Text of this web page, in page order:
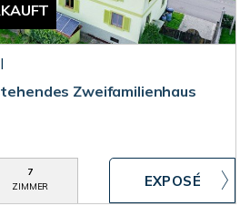
Zweifamilienhaus
7
ZIMMER